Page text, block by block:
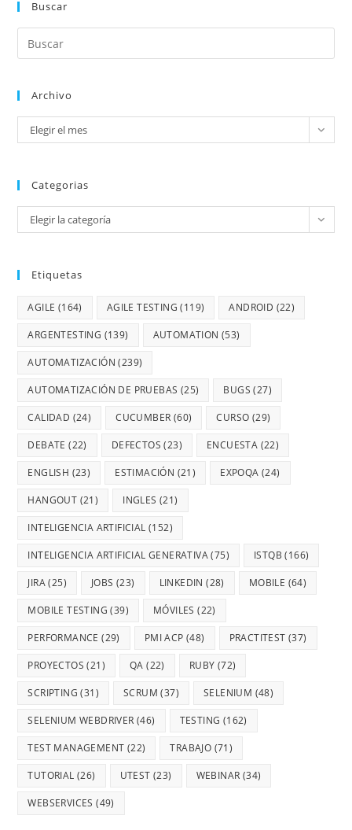
Buscar
Archivo
Elegir el mes
Categorias
Elegir la categoría
Etiquetas
AGILE (164) AGILE TESTING (119) ANDROID (22)
ARGENTESTING (139) AUTOMATION (53)
AUTOMATIZACIÓN (239)
AUTOMATIZACIÓN DE PRUEBAS (25) BUGS (27)
CALIDAD (24) CUCUMBER (60) CURSO (29)
DEBATE (22) DEFECTOS (23) ENCUESTA (22)
ENGLISH (23) ESTIMACIÓN (21) EXPOQA (24)
HANGOUT (21) INGLES (21)
INTELIGENCIA ARTIFICIAL (152)
INTELIGENCIA ARTIFICIAL GENERATIVA(75) ISTQB (166)
JIRA(25) JOBS (23) LINKEDIN (28) MOBILE (64)
MOBILE TESTING (39) MÓVILES (22)
PERFORMANCE (29) PMI ACP (48) PRACTITEST (37)
PROYECTOS (21) QA (22) RUBY (72)
SCRIPTING (31) SCRUM (37) SELENIUM (48)
SELENIUM WEBDRIVER (46) TESTING (162)
TEST MANAGEMENT (22) TRABAJO (71)
TUTORIAL (26) UTEST (23) WEBINAR (34)
WEBSERVICES (49)